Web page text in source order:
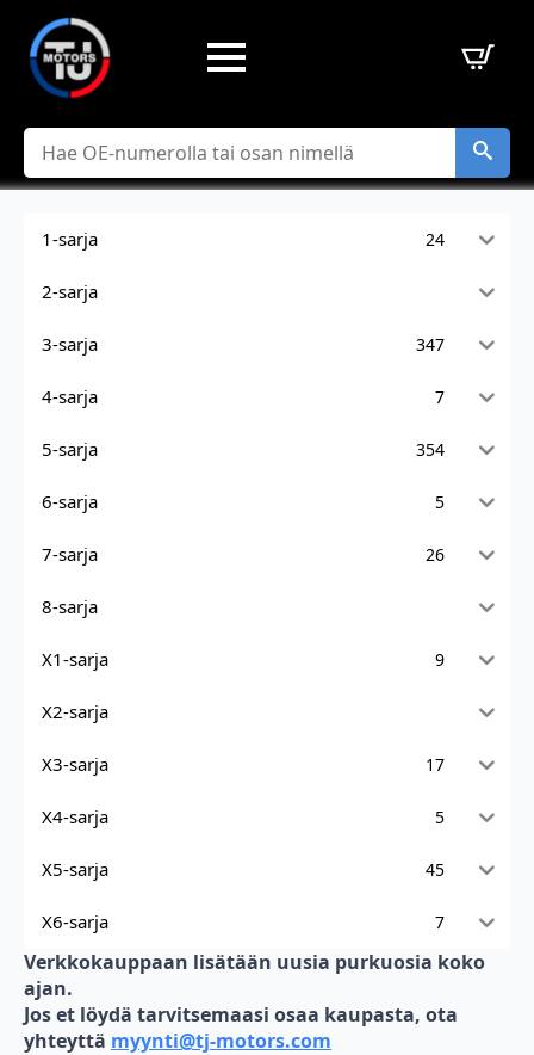
Hae
1-sarja 24
2-sarja
3-sarja 347
4-sarja 7
5-sarja 354
6-sarja 5
7-sarja 26
8-sarja
X1-sarja 9
X2-sarja
X3-sarja 17
X4-sarja 5
X5-sarja 45
X6-sarja 7
Verkkokauppaan lisätään uusia purkuosia koko
ajan.
Jos et löydä tarvitsemaasi osaa kaupasta, ota
yhteyttä myynti@tj-motors.com